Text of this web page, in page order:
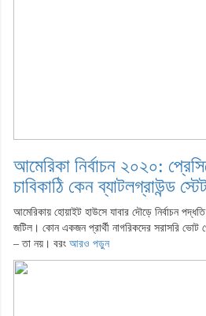
আমেরিকা নির্বাচন ২০২০:
চাবিকাঠি কেন ব্যাটলগ্রাউন্ড
আমেরিকায় হোয়াইট হাউসে যাবার দৌড়ে নির্বাচন
জটিল। কোন একজন প্রার্থী নাগরিকদের সরাসরি ভোট
– তা নয়। বরং আরও পড়ুন